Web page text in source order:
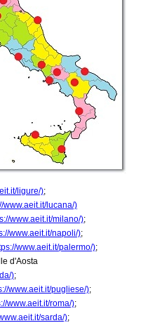
ligure/);
www.aeit.it/lucana/)
www.aeit.it/milano/);
www.aeit.it/napoli/);
www.aeit.it/palermo/);
d'Aosta
);
www.aeit.it/pugliese/);
www.aeit.it/roma/);
sarda/);